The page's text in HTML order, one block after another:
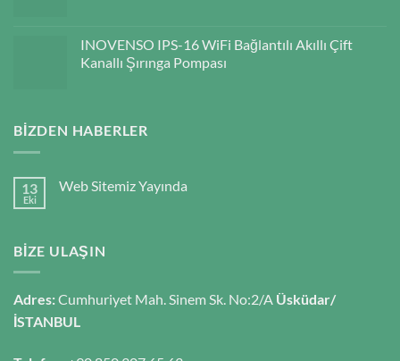
INOVENSO IPS-16 WiFi Bağlantılı Akıllı Çift
Kanallı Şırınga Pompası
BIZDEN HABERLER
13
Eki
Web Sitemiz Yayında
BIZE ULAŞIN
Adres:Cumhuriyet Mah. Sinem Sk. No:2/A Üsküdar/
İSTANBUL